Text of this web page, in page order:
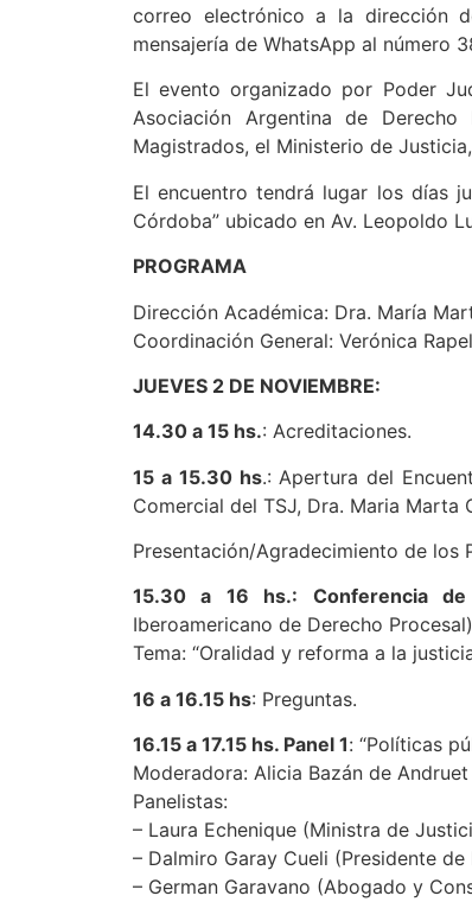
correo electrónico a la dirección
mensajería de WhatsApp al número
El evento organizado por Poder
Asociación Argentina de
Magistrados, el Ministerio de
El encuentro tendrá lugar los días
Córdoba” ubicado en Av. Leopoldo
PROGRAMA
Dirección Académica: Dra. María
Coordinación General: Verónica
JUEVES 2 DE NOVIEMBRE:
14.30 a 15 hs.: Acreditaciones.
15 a 15.30 hs.: Apertura del
Comercial del TSJ, Dra. Maria Marta
Presentación/Agradecimiento de los
15.30 a 16 hs.: Conferencia de
Iberoamericano de Derecho
Tema: “Oralidad y reforma a la
16 a 16.15 hs: Preguntas.
16.15 a 17.15 hs. Panel 1: “Políticas
Moderadora: Alicia Bazán de Andruet
Panelistas:
– Laura Echenique (Ministra de
– Dalmiro Garay Cueli (Presidente
– German Garavano (Abogado y